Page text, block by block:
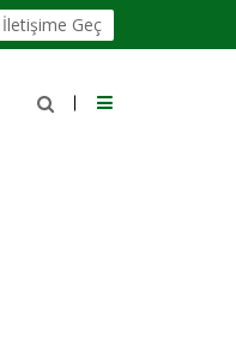
İletişime Geç